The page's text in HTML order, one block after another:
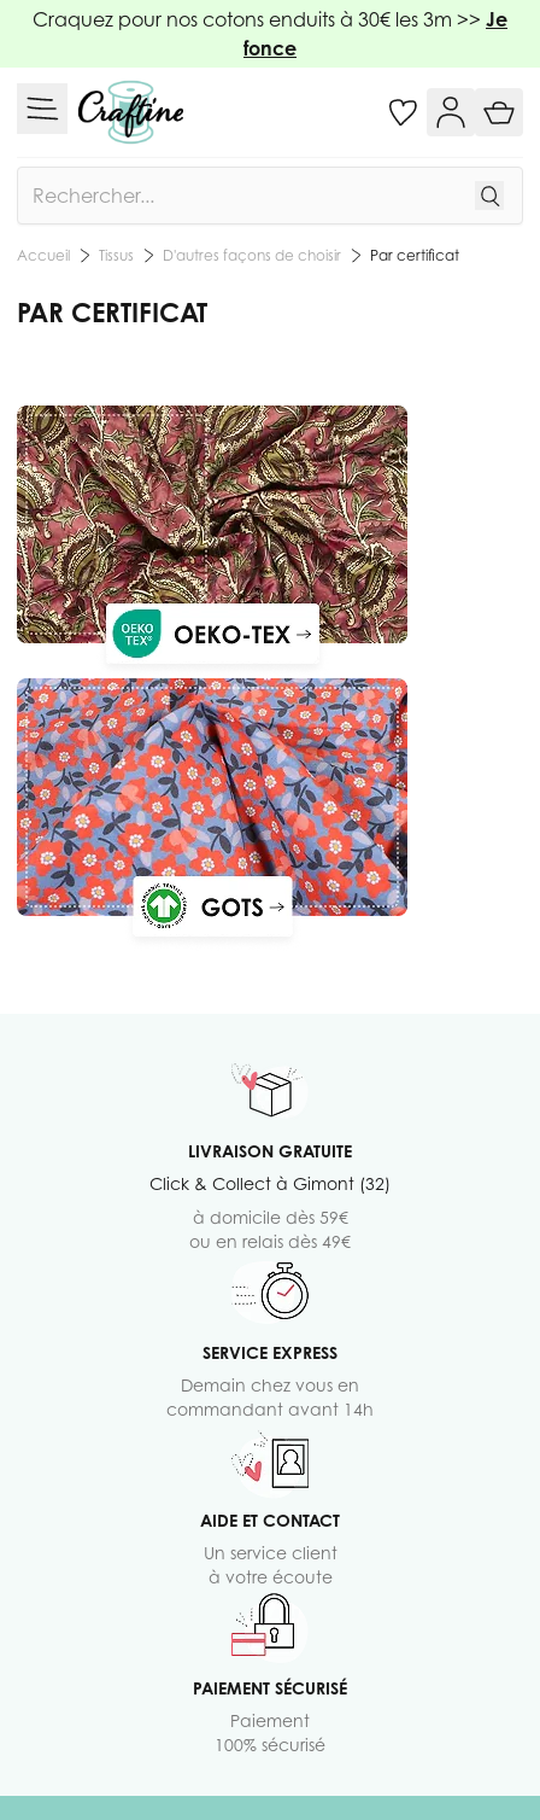
Allez au contenu
Craquez pour nos cotons enduits à 30€ les 3m >> Je
fonce
Accueil Tissus D'autres façons de choisir Par certificat
PAR CERTIFICAT
LIVRAISON GRATUITE
Click & Collect à Gimont (32)
à domicile dès 59€
ou en relais dès 49€
SERVICE EXPRESS
Demain chez vous en
commandant avant 14h
AIDE ET CONTACT
Un service client
à votre écoute
PAIEMENT SÉCURISÉ
Paiement
100% sécurisé